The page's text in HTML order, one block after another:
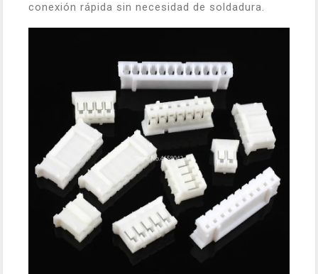
conexión rápida sin necesidad de soldadura.